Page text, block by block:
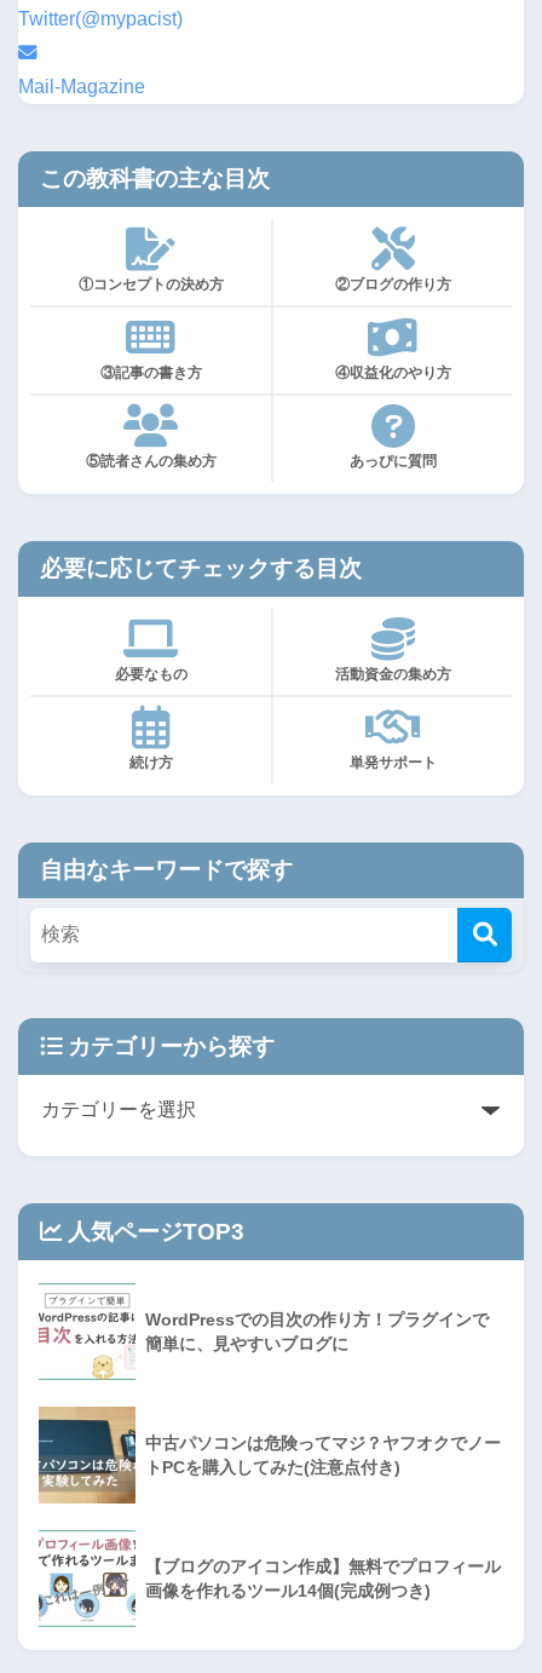
Twitter(@mypacist)
Mail-Magazine
この教科書の主な目次
①コンセプトの決め方 ②ブログの作り方
③記事の書き方 ④収益化のやり方
⑤読者さんの集め方 あっぴに質問
必要に応じてチェックする目次
必要なもの 活動資金の集め方
続け方 単発サポート
自由なキーワードで探す
カテゴリーから探す
人気ページTOP3
WordPressでの目次の作り方！プラグインで
簡単に、見やすいブログに
中古パソコンは危険ってマジ？ヤフオクでノー
トPCを購入してみた(注意点付き)
【ブログのアイコン作成】無料でプロフィール
画像を作れるツール14個(完成例つき)